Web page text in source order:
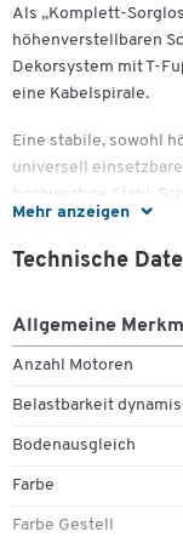
Mehr anzeigen
Als „Komplett-
höhenverstellbaren
Dekorsystem mit T-
eine Kabelspirale.
Eine stabile, sowohl
universell
hochwertige Stahl-
Arbeitsutensilien
Deutschland
Schreibtischplatte:
Klassische
2 mm
Schäfer-
Technische
Allgemeine
Anzahl Motoren
Belastbarkeit
Bodenausgleich
Farbe
Farbe Gestell